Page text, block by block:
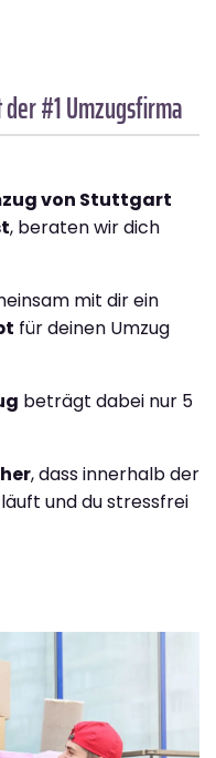
#1 Umzugsfirma
von Stuttgart
, beraten wir dich
mit dir ein
für deinen Umzug
beträgt dabei nur 5
, dass innerhalb der
und du stressfrei